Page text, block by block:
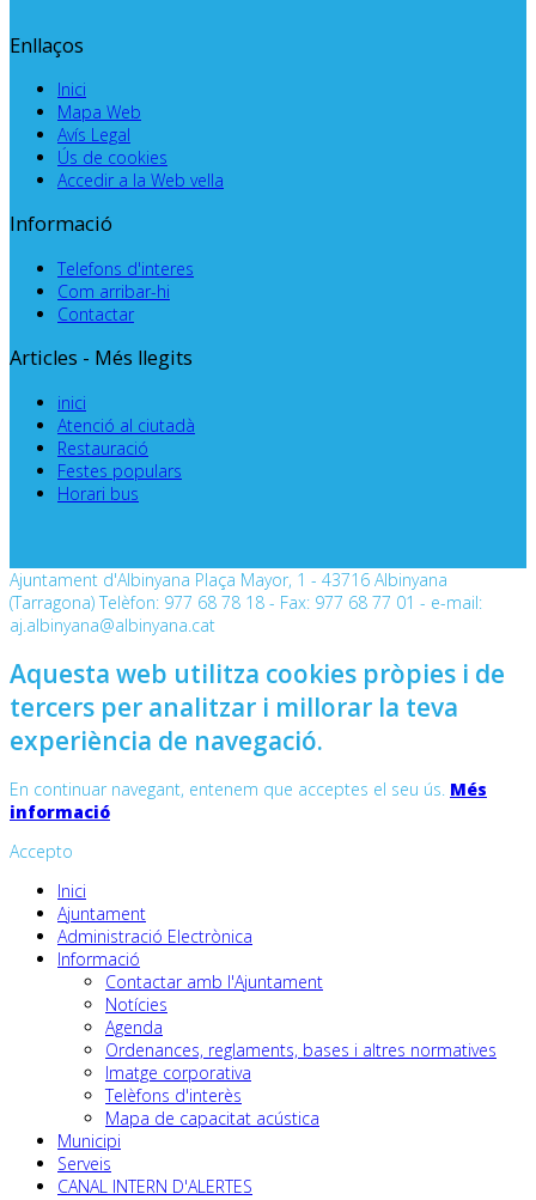
Enllaços
Inici
Mapa Web
Avís Legal
Ús de cookies
Accedir a la Web vella
Informació
Telefons d'interes
Com arribar-hi
Contactar
Articles - Més llegits
inici
Atenció al ciutadà
Restauració
Festes populars
Horari bus
Ajuntament d'Albinyana Plaça Mayor, 1 - 43716 Albinyana
(Tarragona) Telèfon: 977 68 78 18 - Fax: 977 68 77 01 - e-mail:
aj.albinyana@albinyana.cat
Aquesta web utilitza cookies pròpies i de
tercers per analitzar i millorar la teva
experiència de navegació.
En continuar navegant, entenem que acceptes el seu ús. Més
informació
Accepto
Inici
Ajuntament
Administració Electrònica
Informació
Contactar amb l'Ajuntament
Notícies
Agenda
Ordenances, reglaments, bases i altres normatives
Imatge corporativa
Telèfons d'interès
Mapa de capacitat acústica
Municipi
Serveis
CANAL INTERN D'ALERTES